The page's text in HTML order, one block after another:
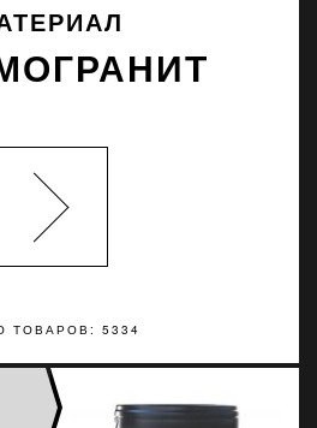
ТОВАРОВ: 5334